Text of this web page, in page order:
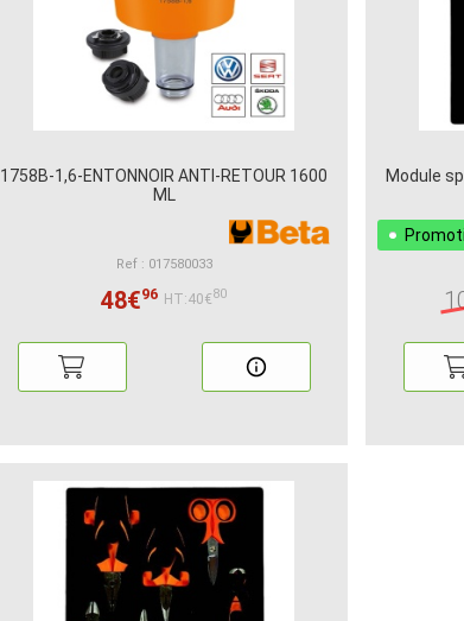
1758B-1,6-ENTONNOIR ANTI-RETOUR 1600
ML
Ref : 017580033
48€96 HT:40€80
Module